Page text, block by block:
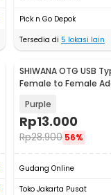
Pick n Go Depok
Tersedia di 5 lokasi lain
SHIWANA OTG USB
Female to Female
Purple
Rp13.000
Rp28.900 56%
Gudang Online
Toko Jakarta Pusat